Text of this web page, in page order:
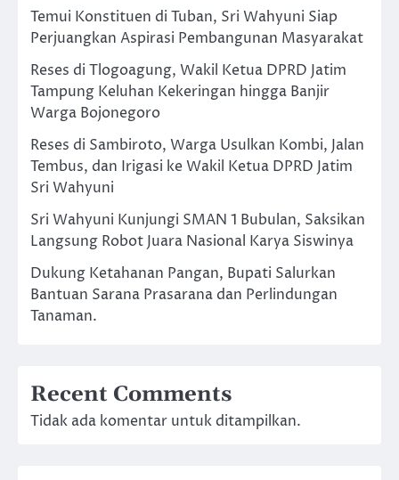
Temui Konstituen di Tuban, Sri Wahyuni Siap
Perjuangkan Aspirasi Pembangunan Masyarakat
Reses di Tlogoagung, Wakil Ketua DPRD Jatim
Tampung Keluhan Kekeringan hingga Banjir
Warga Bojonegoro
Reses di Sambiroto, Warga Usulkan Kombi, Jalan
Tembus, dan Irigasi ke Wakil Ketua DPRD Jatim
Sri Wahyuni
Sri Wahyuni Kunjungi SMAN 1 Bubulan, Saksikan
Langsung Robot Juara Nasional Karya Siswinya
Dukung Ketahanan Pangan, Bupati Salurkan
Bantuan Sarana Prasarana dan Perlindungan
Tanaman.
Recent Comments
Tidak ada komentar untuk ditampilkan.